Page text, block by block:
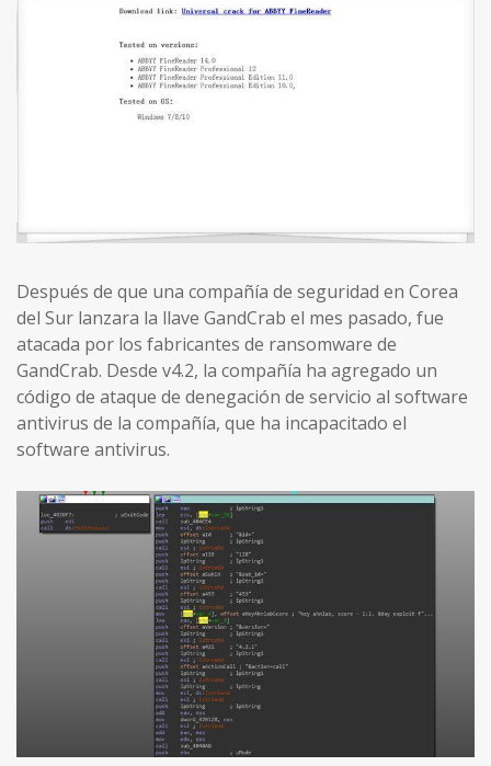
Después de que una compañía de seguridad en Corea
del Sur lanzara la llave GandCrab el mes pasado, fue
atacada por los fabricantes de ransomware de
GandCrab. Desde v4.2, la compañía ha agregado un
código de ataque de denegación de servicio al software
antivirus de la compañía, que ha incapacitado el
software antivirus.